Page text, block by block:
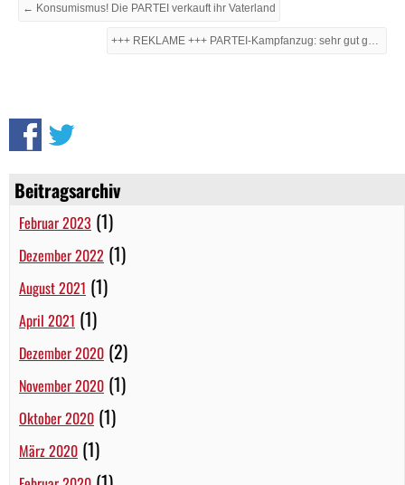
Beitragsarchiv
Februar 2023 (1)
Dezember 2022 (1)
August 2021 (1)
April 2021 (1)
Dezember 2020 (2)
November 2020 (1)
Oktober 2020 (1)
März 2020 (1)
← Konsumismus! Die PARTEI verkauft ihr Vaterland